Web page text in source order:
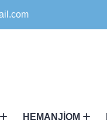
HEMANJIOM